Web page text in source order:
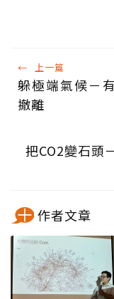
← 上一篇
躲極端氣候－
撤離
把CO2變石頭
作者文章